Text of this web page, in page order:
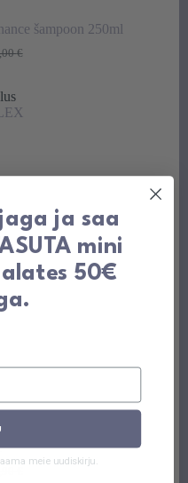
šampoon 250ml
€
€.
€.
tooniv šampoon
ja saa
mini
50€
meie uudiskirju.